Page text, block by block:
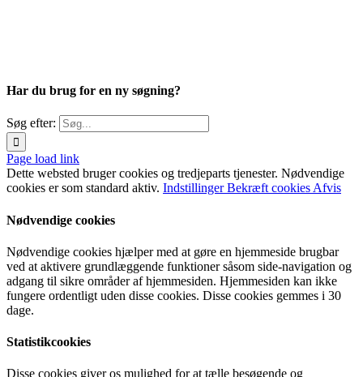
Har du brug for en ny søgning?
Søg efter:
Page load link
Dette websted bruger cookies og tredjeparts tjenester. Nødvendige
cookies er som standard aktiv. IndstillingerBekræft cookies Afvis
Nødvendige cookies
Nødvendige cookies hjælper med at gøre en hjemmeside brugbar
ved at aktivere grundlæggende funktioner såsom side-navigation og
adgang til sikre områder af hjemmesiden. Hjemmesiden kan ikke
fungere ordentligt uden disse cookies. Disse cookies gemmes i 30
dage.
Statistikcookies
Disse cookies giver os mulighed for at tælle besøgende og